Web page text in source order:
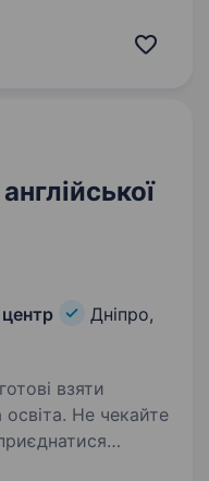
Дніпро,
взяти
чекайте